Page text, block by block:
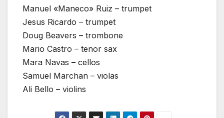
Manuel «Maneco» Ruiz – trumpet
Jesus Ricardo – trumpet
Doug Beavers – trombone
Mario Castro – tenor sax
Mara Navas – cellos
Samuel Marchan – violas
Ali Bello – violins